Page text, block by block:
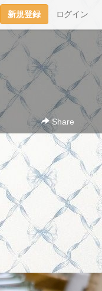
新規登録 ログイン
Share